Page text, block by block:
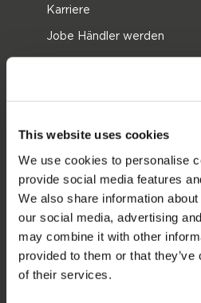
This website uses cookies
We use cookies to personalise
provide social media features
We also share information
our social media, advertising
may combine it with other
provided to them or that
of their services.
Karriere
Jobe Händler werden
Funtubes
Foil
Schwimmwesten
SUP
Kayaks